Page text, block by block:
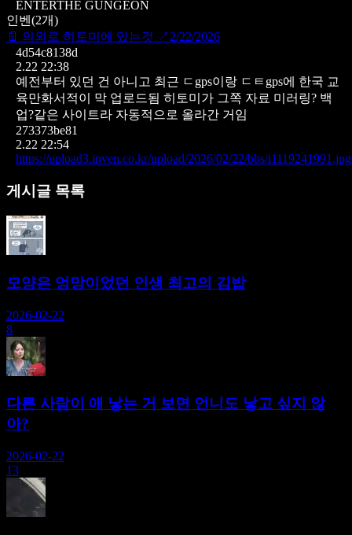
ENTERTHE GUNGEON
인벤 (2개)
📄 의외로 히토미에 있는것 ↗ 2/22/2026
4d54c8138d
2.22 22:38
예전부터 있던 건 아니고 최근 ㄷgps이랑 ㄷㅌgps에 한국 교
육만화서적이 막 업로드됨 히토미가 그쪽 자료 미러링? 백
업?같은 사이트라 자동적으로 올라간 거임
273373be81
2.22 22:54
https://upload3.inven.co.kr/upload/2026/02/22/bbs/i1119241991.jpg
게시글 목록
모양은 엉망이었던 인생 최고의 김밥
2026-02-22
8
다른 사람이 애 낳는 거 보면 언니도 낳고 싶지 않
아?
2026-02-22
13